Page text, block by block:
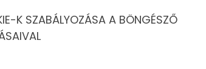
K SZABÁLYOZÁSA A BÖNGÉSZŐ